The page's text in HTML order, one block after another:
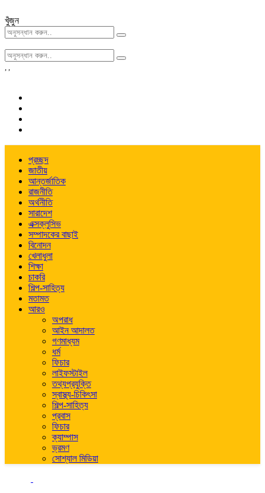
খুঁজুন
, ,
প্রচ্ছদ
জাতীয়
আন্তর্জাতিক
রাজনীতি
অর্থনীতি
সারাদেশ
এক্সক্লুসিভ
সম্পাদকের বাছাই
বিনোদন
খেলাধুলা
শিক্ষা
চাকরি
শিল্প-সাহিত্য
মতামত
আরও
অপরাধ
আইন আদালত
গণমাধ্যম
ধর্ম
ফিচার
লাইফস্টাইল
তথ্যপ্রযুক্তি
স্বাস্থ্য-চিকিৎসা
শিল্প-সাহিত্য
প্রবাস
ফিচার
ক্যাম্পাস
ভ্রমণ
সোশ্যাল মিডিয়া